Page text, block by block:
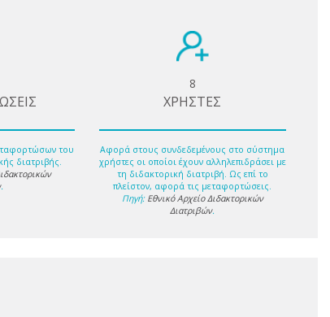
του
διατριβής.
.
8
ΧΡΗΣΤΕΣ
Αφορά στους συνδεδεμένους στο σύστημα
χρήστες οι οποίοι έχουν αλληλεπιδράσει με
τη διδακτορική διατριβή. Ως επί το
πλείστον, αφορά τις μεταφορτώσεις.
Πηγή: Εθνικό Αρχείο Διδακτορικών
Διατριβών.